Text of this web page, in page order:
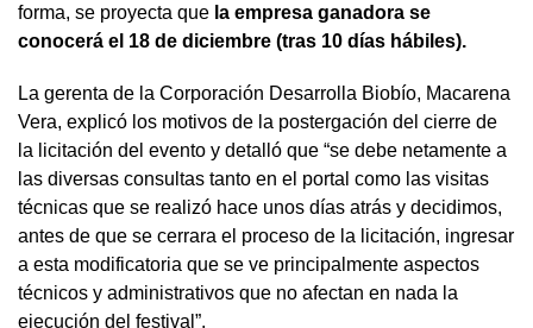
forma, se proyecta que la empresa ganadora se
conocerá el 18 de diciembre (tras 10 días hábiles).
La gerenta de la Corporación Desarrolla Biobío, Macarena
Vera, explicó los motivos de la postergación del cierre de
la licitación del evento y detalló que “se debe netamente a
las diversas consultas tanto en el portal como las visitas
técnicas que se realizó hace unos días atrás y decidimos,
antes de que se cerrara el proceso de la licitación, ingresar
a esta modificatoria que se ve principalmente aspectos
técnicos y administrativos que no afectan en nada la
ejecución del festival”.